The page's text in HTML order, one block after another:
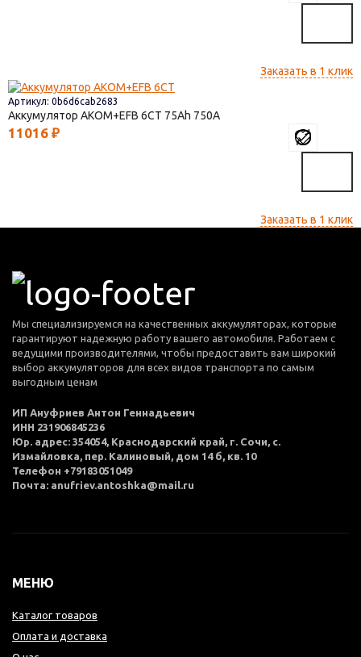
Заказать в 1 клик
Артикул: 0b6d6cab2683
Аккумулятор AKOM+EFB 6СТ 75 750
11016 ₽
Заказать в 1 клик
Мы специализируемся на качественных аккумуляторах, которые
гарантируют надежную работу вашего автомобиля. Работаем с
ведущими производителями, чтобы предоставить вам широкий
выбор аккумуляторов для всех видов транспорта по самым
выгодным ценам
ИП Ануфриев Антон Геннадьевич
ИНН 231906845236
Юр. адрес: 354054, Краснодарский край, г. Сочи, с.
Измайловка, пер. Калиновый, дом 14 б, кв. 10
Телефон +79183051049
Почта: anufriev.antoshka@mail.ru
МЕНЮ
Каталог товаров
Оплата и доставка